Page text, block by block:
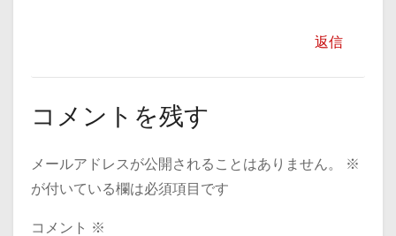
返信
コメントを残す
メールアドレスが公開されることはありません。
※
が付いている欄は必須項目です
コメント ※